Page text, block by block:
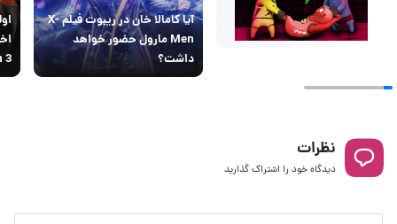
آیا کامالا خان در ریبوت فیلم X-
Men مارول حضور خواهد
داشت؟
3
نظرات
دیدگاه خود را اشتراک گذارید